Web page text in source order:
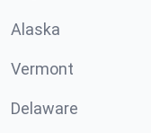
Alaska
Vermont
Delaware